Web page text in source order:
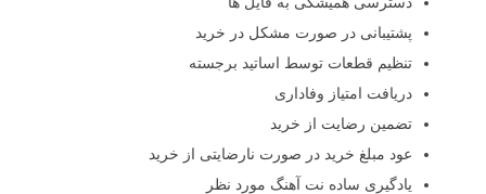
پشتیبانی در صورت مشکل در خرید
تنظیم قطعات توسط اساتید برجسته
دریافت امتیاز وفاداری
تضمین رضایت از خرید
عود مبلغ خرید در صورت نارضایتی از خرید
یادگیری ساده نت آهنگ مورد نظر